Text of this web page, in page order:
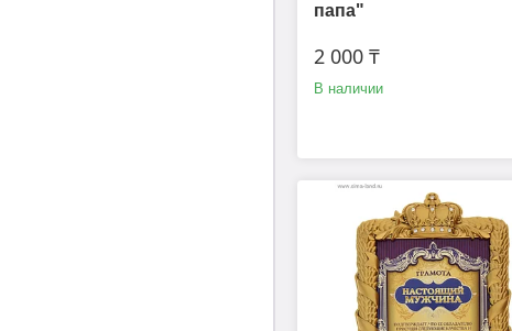
папа"
2 000 ₸
В наличии